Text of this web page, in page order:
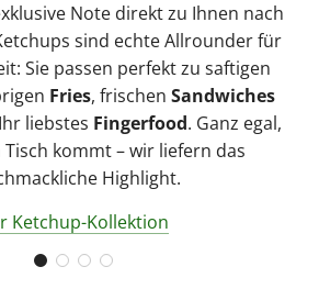
Note direkt zu Ihnen nach
sind echte Allrounder für
Sie passen perfekt zu saftigen
Fries, frischen Sandwiches
liebstes Fingerfood. Ganz egal,
Tisch kommt – wir liefern das
Highlight.
Ketchup-Kollektion